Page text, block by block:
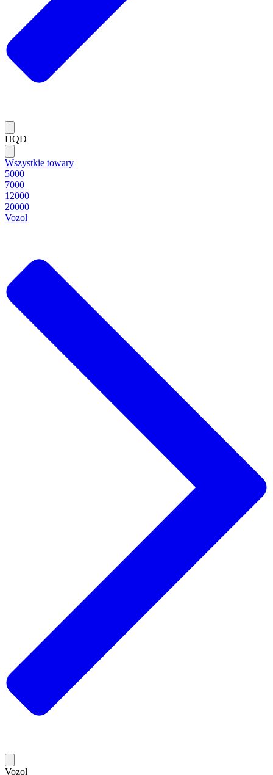
HQD
Wszystkie towary
5000
7000
12000
20000
Vozol
Vozol